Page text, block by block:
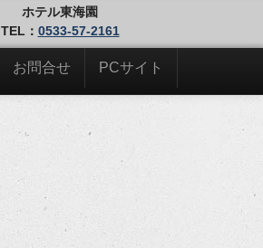
ホテル東海園
TEL： 0533-57-2161
お問合せ PCサイト